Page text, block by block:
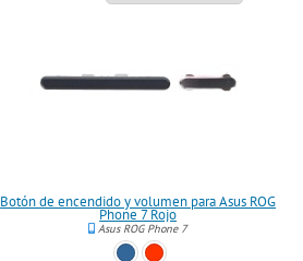
Botón de encendido y volumen para Asus ROG
Phone 7 Rojo
Asus ROG Phone 7